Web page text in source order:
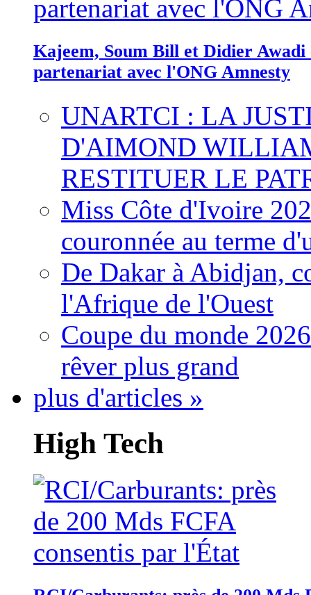
Kajeem, Soum Bill et Didier
partenariat avec l'ONG Amnesty
UNARTCI : LA
D'AIMOND
RESTITUER LE
Miss Côte d'Ivoire
couronnée au terme
De Dakar à Abidjan,
l'Afrique de l'Ouest
Coupe du monde
rêver plus grand
plus d'articles »
High Tech